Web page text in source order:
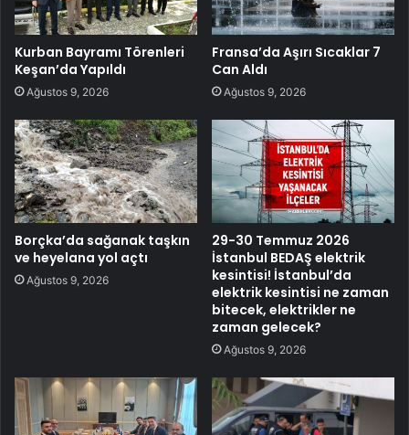
Kurban Bayramı Törenleri
Keşan’da Yapıldı
Ağustos 9, 2026
Fransa’da Aşırı Sıcaklar 7
Can Aldı
Ağustos 9, 2026
Borçka’da sağanak taşkın
ve heyelana yol açtı
Ağustos 9, 2026
29-30 Temmuz 2026
İstanbul BEDAŞ elektrik
kesintisi! İstanbul’da
elektrik kesintisi ne zaman
bitecek, elektrikler ne
zaman gelecek?
Ağustos 9, 2026